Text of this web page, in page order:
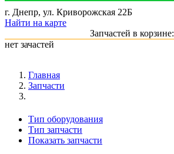
г. Днепр, ул. Криворожская 22Б
Найти на карте
Запчастей в корзине:
нет зачастей
Главная
Запчасти
Тип оборудования
Тип запчасти
Показать запчасти